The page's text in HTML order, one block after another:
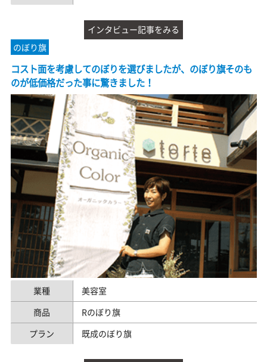
インタビュー記事をみる
のぼり旗
コスト面を考慮してのぼりを選びましたが、のぼり旗そのも
のが低価格だった事に驚きました！
業種
美容室
商品
Rのぼり旗
プラン
既成のぼり旗